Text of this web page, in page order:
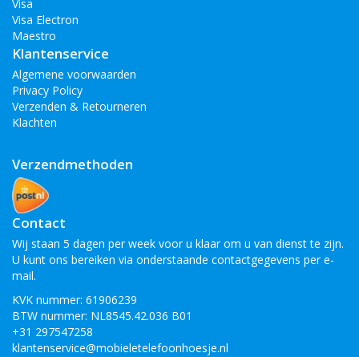
Visa
Visa Electron
Maestro
Klantenservice
Algemene voorwaarden
Privacy Policy
Verzenden & Retourneren
Klachten
Verzendmethoden
Contact
Wij staan 5 dagen per week voor u klaar om u van dienst te zijn.
U kunt ons bereiken via onderstaande contactgegevens per e-
mail.
KVK nummer: 61906239
BTW nummer: NL8545.42.036 B01
+31 297547258
klantenservice@mobieletelefoonhoesje.nl